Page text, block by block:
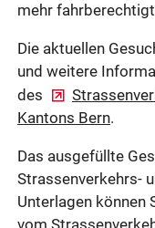
mehr
Die aktuellen
und weitere
des
Kantons Bern.
Das ausgefüllte
Strassenverkehrs-
Unterlagen können